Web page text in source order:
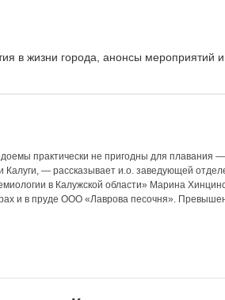
в жизни города, анонсы мероприятий и
практически не пригодны для плавания
— рассказывает и.о. заведующей
в Калужской области» Марина
и в пруде ООО «Лаврова песочня».